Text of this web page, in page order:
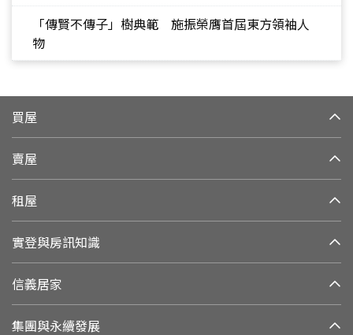
「傳賢不傳子」樹典範 施振榮膺首屆東方領袖人
物
買屋
賣屋
租屋
實登與房訊知識
信義居家
集團與永續發展